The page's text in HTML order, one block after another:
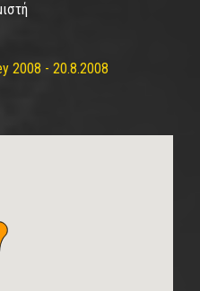
2008 - 20.8.2008